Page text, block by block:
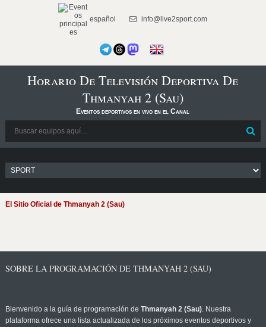
español info@live2sport.com
Horario De Televisión Deportiva De
Thmanyah 2 (Sau)
Eventos deportivos en vivo en el Canal
El Sitio Oficial de Thmanyah 2 (Sau)
SOBRE LA PROGRAMACIÓN DE THMANYAH 2 (SAU)
Bienvenido a la guía de programación de Thmanyah 2 (Sau). Nuestra
plataforma ofrece una lista actualizada de los próximos eventos deportivos y